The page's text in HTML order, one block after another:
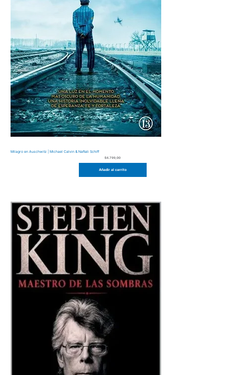
Milagro en Auschwitz | Michael Calvin & Naftali Schiff
$4.799,00
Añadir al carrito